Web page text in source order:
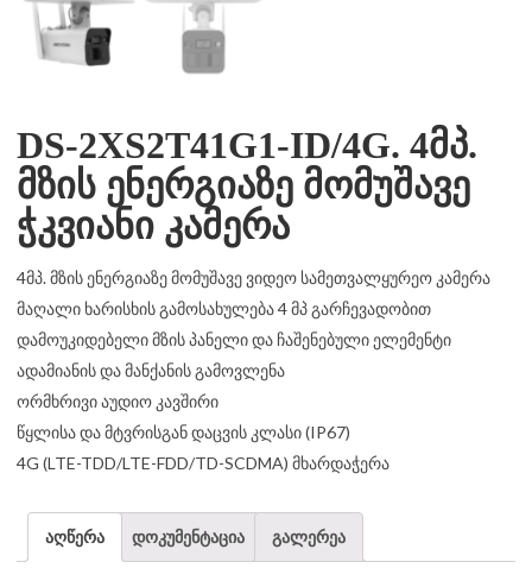
DS-2XS2T41G1-ID/4G. 4მპ.
მზის ენერგიაზე მომუშავე
ჭკვიანი კამერა
4მპ. მზის ენერგიაზე მომუშავე ვიდეო სამეთვალყურეო კამერა
მაღალი ხარისხის გამოსახულება 4 მპ გარჩევადობით
დამოუკიდებელი მზის პანელი და ჩაშენებული ელემენტი
ადამიანის და მანქანის გამოვლენა
ორმხრივი აუდიო კავშირი
წყლისა და მტვრისგან დაცვის კლასი (IP67)
4G (LTE-TDD/LTE-FDD/TD-SCDMA) მხარდაჭერა
აღწერა დოკუმენტაცია გალერეა